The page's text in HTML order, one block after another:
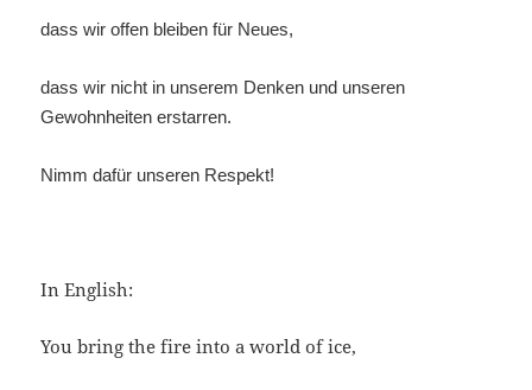
dass wir offen bleiben für Neues,
dass wir nicht in unserem Denken und unseren
Gewohnheiten erstarren.
Nimm dafür unseren Respekt!
In English:
You bring the fire into a world of ice,